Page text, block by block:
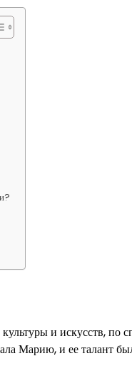
и искусств, по
Марию, и ее талант